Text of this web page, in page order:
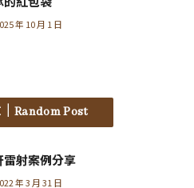
年 10 月 1 日
｜Random Post
雷射案例分享
年 3 月 31 日